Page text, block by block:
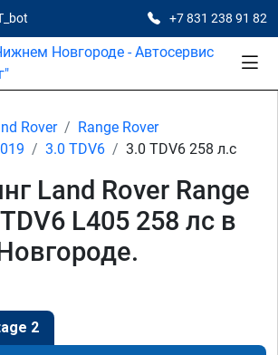
+7 831 238 91 82
Rover
Range Rover
3.0 TDV6 3.0 TDV6 258 л.с
Land Rover Range
L405 258 лс в
2